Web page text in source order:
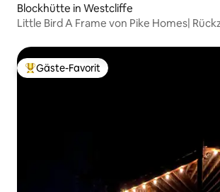
Blockhütte in Westcliffe
Little Bird A Frame von Pike Homes|
Beliebter Gäste-Favorit.
Gäste-Favorit